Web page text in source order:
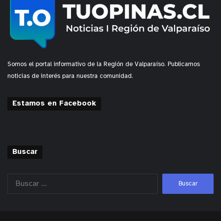
relación con los riesgos de mediano-largo plazo
para la salud pública, y sería necesario un estudio
en mayor profundidad del punto de vista
fisicoquímico, de dinámica hidrológica e
diagnóstico ambiental indiscutible”,sentenció el
director del HUB Ambiental UPLA.
ALTERACIONES CRÓNICAS
Mundaca,
autoridades ambientales den solución al problema.
Somos el portal informativo de la Región de Valparaíso. Publicamos
noticias de interés para nuestra comunidad.
Estamos en Facebook
Buscar